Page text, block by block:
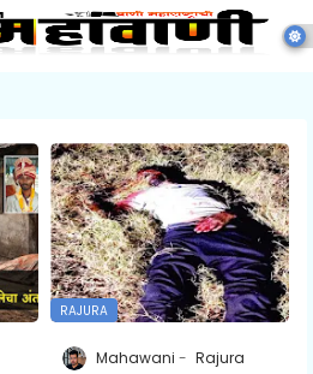
RAJURA
Mahawani Rajura